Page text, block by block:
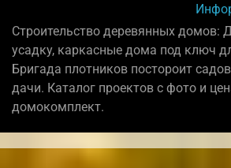
Строительство деревянных домов:
усадку, каркасные дома под ключ
Бригада плотников постороит
дачи. Каталог проектов с фото и
домокомплект.